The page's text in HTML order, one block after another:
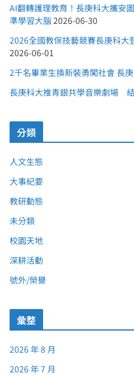
AI翻轉護理教育！長庚科大攜安
準學習大腦 2026-06-30
2026全國教保技藝競賽長庚科
2026-06-01
2千名畢業生換新裝勇闖社會 長
長庚科大推青銀共學音樂劇場
分類
人文生態
大事紀要
教研動態
未分類
校園天地
深耕活動
號外/榮譽
彙整
2026 年 8 月
2026 年 7 月